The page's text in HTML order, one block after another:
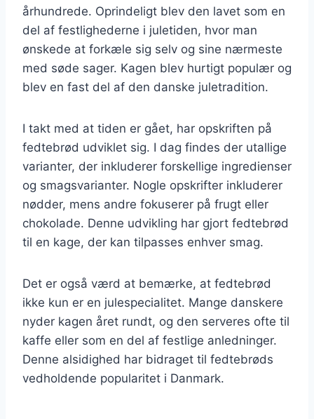
århundrede. Oprindeligt blev den lavet som en
del af festlighederne i juletiden, hvor man
ønskede at forkæle sig selv og sine nærmeste
med søde sager. Kagen blev hurtigt populær og
blev en fast del af den danske juletradition.
I takt med at tiden er gået, har opskriften på
fedtebrød udviklet sig. I dag findes der utallige
varianter, der inkluderer forskellige ingredienser
og smagsvarianter. Nogle opskrifter inkluderer
nødder, mens andre fokuserer på frugt eller
chokolade. Denne udvikling har gjort fedtebrød
til en kage, der kan tilpasses enhver smag.
Det er også værd at bemærke, at fedtebrød
ikke kun er en julespecialitet. Mange danskere
nyder kagen året rundt, og den serveres ofte til
kaffe eller som en del af festlige anledninger.
Denne alsidighed har bidraget til fedtebrøds
vedholdende popularitet i Danmark.